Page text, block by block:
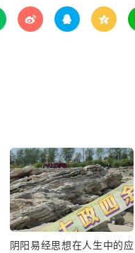
  
阴阳易经思想在人生中的应